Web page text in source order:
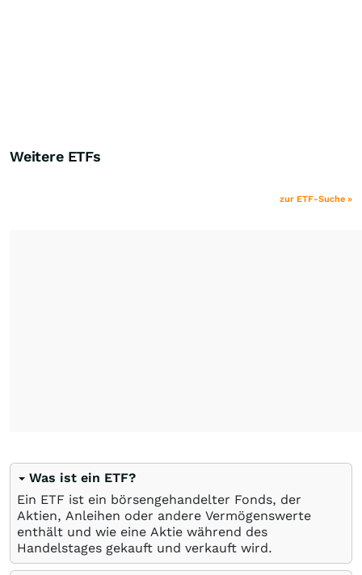
Weitere ETFs
zur ETF-Suche »
Was ist ein ETF?
Ein ETF ist ein börsengehandelter Fonds, der
Aktien, Anleihen oder andere Vermögenswerte
enthält und wie eine Aktie während des
Handelstages gekauft und verkauft wird.